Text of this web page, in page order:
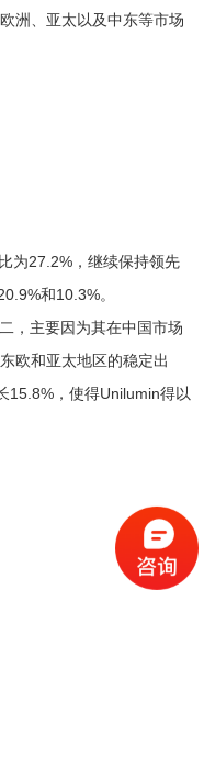
洲、亚太以及中东等市场
27.2%，继续保持领先
和10.3%。
，主要因为其在中国市场
欧和亚太地区的稳定出
15.8%，使得Unilumin得以